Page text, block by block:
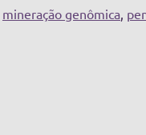
mineração genômica,